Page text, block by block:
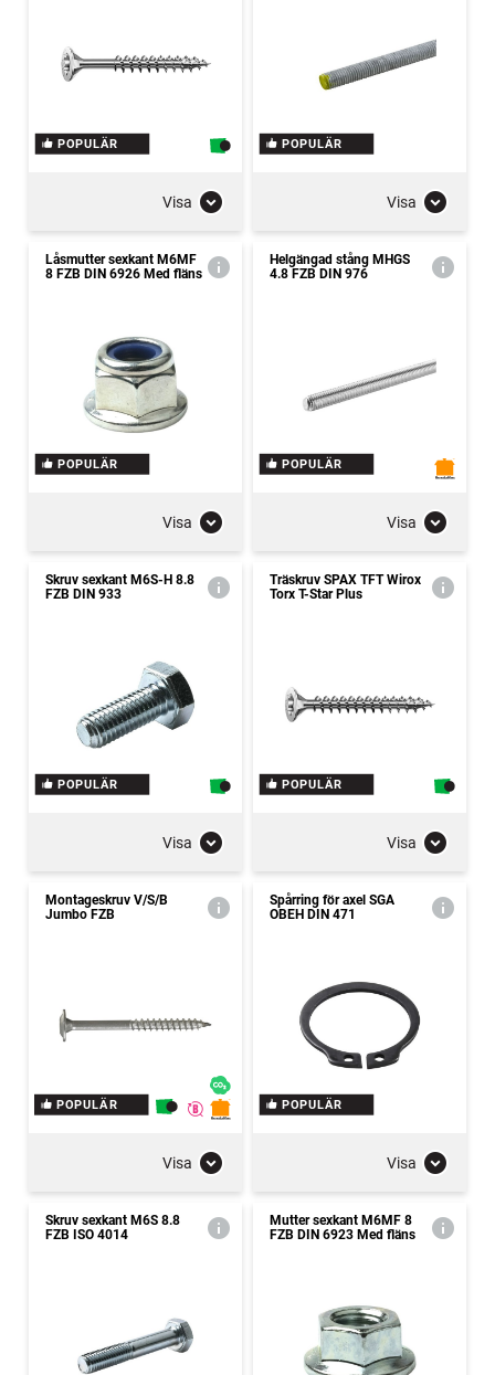
POPULÄR
Visa
POPULÄR
Visa
Låsmutter sexkant M6MF
8 FZB DIN 6926 Med fläns
POPULÄR
Visa
Helgängad stång MHGS
4.8 FZB DIN 976
POPULÄR
Visa
Skruv sexkant M6S-H 8.8
FZB DIN 933
POPULÄR
Visa
Träskruv SPAX TFT Wirox
Torx T-Star Plus
POPULÄR
Visa
Montageskruv V/S/B
Jumbo FZB
POPULÄR
Visa
Spårring för axel SGA
OBEH DIN 471
POPULÄR
Visa
Skruv sexkant M6S 8.8
FZB ISO 4014
Mutter sexkant M6MF 8
FZB DIN 6923 Med fläns